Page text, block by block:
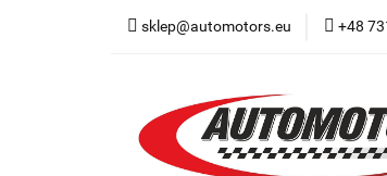
sklep@automotors.eu +48
Części
Car